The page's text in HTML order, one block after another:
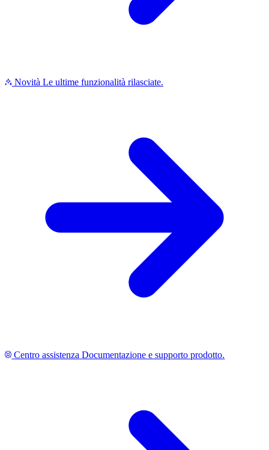
Novità Le ultime funzionalità rilasciate.
Centro assistenza Documentazione e supporto prodotto.